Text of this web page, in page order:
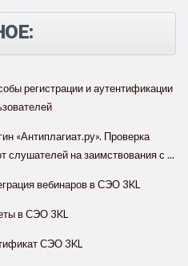
регистрации и аутентификации
«Антиплагиат.ру». Проверка
слушателей на заимствования с ...
вебинаров в СЭО 3KL
в СЭО 3KL
СЭО 3KL